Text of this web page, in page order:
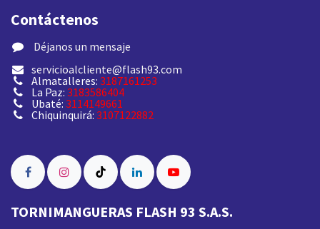
Contáctenos
​ Déjanos un mensaje
servicioalcliente@flash93.com
Almatalleres: 3187161253
La Paz: 3183586404
Ubaté: 3114149661
Chiquinquirá: 3107122882
TORNIMANGUERAS FLASH 93 S.A.S.